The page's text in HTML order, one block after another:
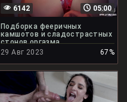
05:00
6142
Подборка фееричных
камшотов и сладострастных
стонов оргазма
29 Авг 2023
67%